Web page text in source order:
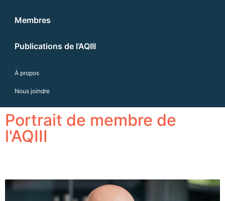
Membres
Publications de l’AQIII
À propos
Nous joindre
Portrait de membre de
l'AQIII